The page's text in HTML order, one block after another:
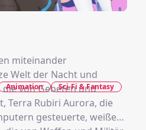
miteinander
Welt der Nacht und
von Gebeten und
Terra Rubiri Aurora, die
gesteuerte, weiße
Animation Sci-Fi & Fantasy